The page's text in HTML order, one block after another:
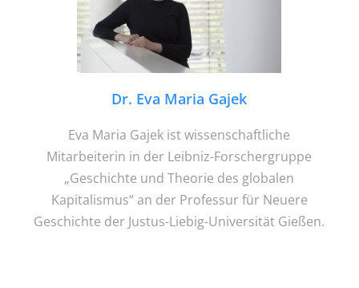
Dr. Eva Maria Gajek
Eva Maria Gajek ist wissenschaftliche
Mitarbeiterin in der Leibniz-Forschergruppe
„Geschichte und Theorie des globalen
Kapitalismus“ an der Professur für Neuere
Geschichte der Justus-Liebig-Universität Gießen.